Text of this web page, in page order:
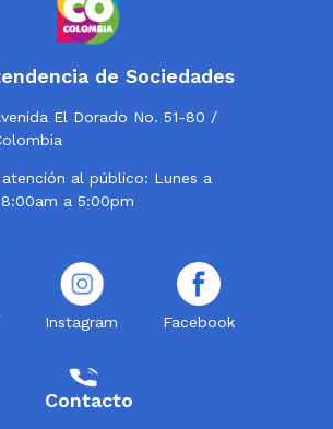
de Sociedades
El Dorado No. 51-80 /
al público: Lunes a
a 5:00pm
Instagram Facebook
Contacto